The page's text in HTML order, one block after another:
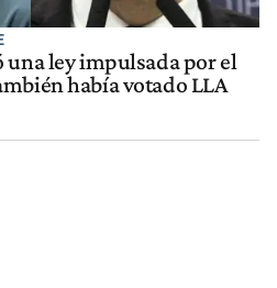
ley impulsada por el
había votado LLA